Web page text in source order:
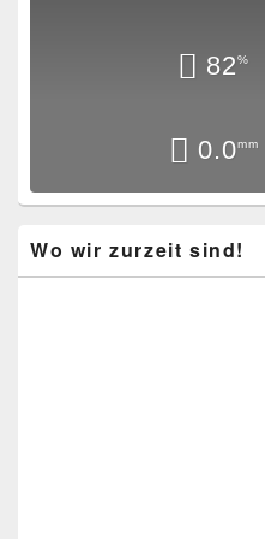
82%
0.0mm
Wo wir zurzeit sind!